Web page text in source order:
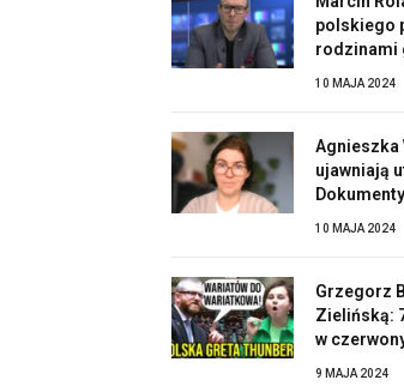
polskiego
rodzinami
10 MAJA 2024
Agnieszka
ujawniają
10 MAJA 2024
Grzegorz
Zielińską:
w
9 MAJA 2024